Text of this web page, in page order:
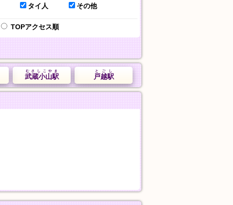
タイ人 その他
TOPアクセス順
戸越駅
とごし
武蔵小山駅
むさしこやま